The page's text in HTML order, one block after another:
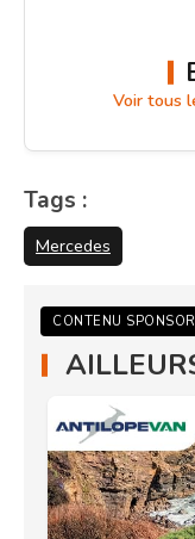
Voir tous
Tags :
Mercedes
CONTENU